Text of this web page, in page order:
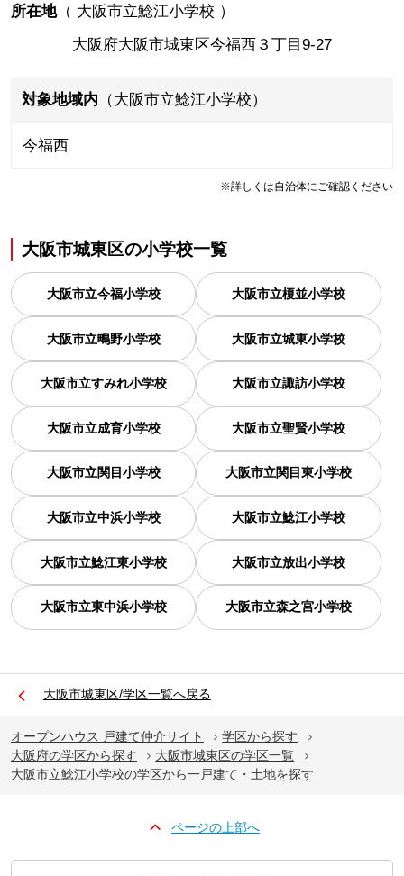
所在地（ 大阪市立鯰江小学校 ）
大阪府大阪市城東区今福西３丁目9-27
対象地域内 （大阪市立鯰江小学校）
今福西
※詳しくは自治体にご確認ください
大阪市城東区の小学校一覧
大阪市立今福小学校 大阪市立榎並小学校
大阪市立鴫野小学校 大阪市立城東小学校
大阪市立すみれ小学校 大阪市立諏訪小学校
大阪市立成育小学校 大阪市立聖賢小学校
大阪市立関目小学校 大阪市立関目東小学校
大阪市立中浜小学校 大阪市立鯰江小学校
大阪市立鯰江東小学校 大阪市立放出小学校
大阪市立東中浜小学校 大阪市立森之宮小学校
大阪市城東区/学区一覧へ戻る
オープンハウス 戸建て仲介サイト
学区から探す
大阪府の学区から探す
大阪市城東区の学区一覧
大阪市立鯰江小学校の学区から一戸建て・土地を探す
ページの上部へ